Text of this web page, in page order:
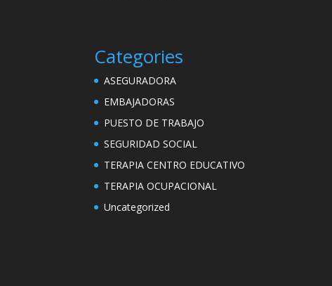
Categories
ASEGURADORA
EMBAJADORAS
PUESTO DE TRABAJO
SEGURIDAD SOCIAL
TERAPIA CENTRO EDUCATIVO
TERAPIA OCUPACIONAL
Uncategorized